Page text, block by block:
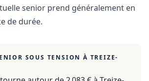
senior prend généralement en
de durée.
SOUS TENSION À TREIZE-